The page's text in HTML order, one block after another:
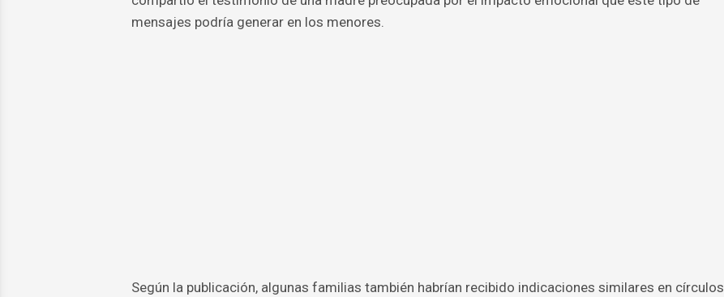
mensajes podría generar en los menores.
Según la publicación, algunas familias también habrían recibido indicaciones similares en círculos